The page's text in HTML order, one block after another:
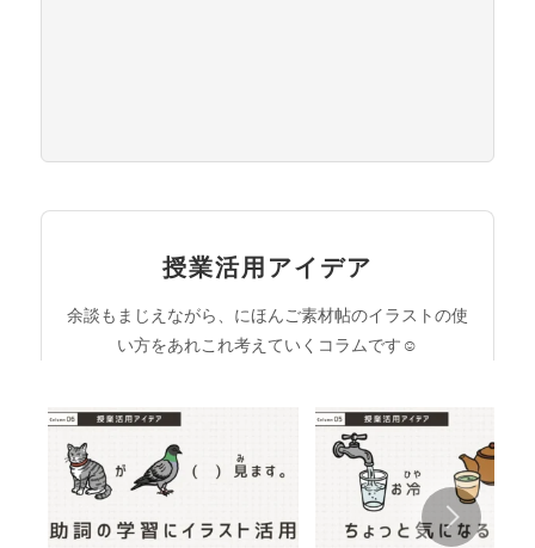
授業活用アイデア
余談もまじえながら、にほんご素材帖のイラストの使
い方をあれこれ考えていくコラムです☺︎